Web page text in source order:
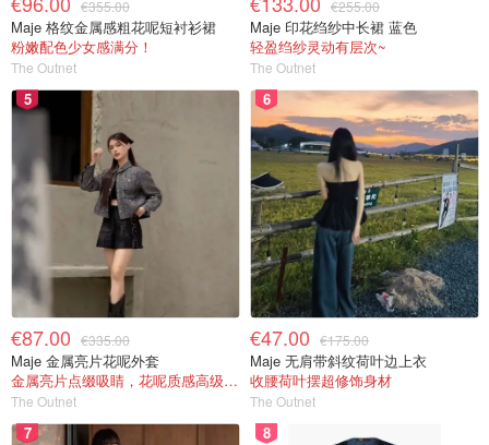
€355.00
Maje 格纹金属感粗花呢短衬衫裙
粉嫩配色少女感满分！
The Outnet
€255.00
Maje 印花绉纱中长裙 蓝色
轻盈绉纱灵动有层次~
The Outnet
5
€87.00 €335.00
Maje 金属亮片花呢外套
金属亮片点缀吸睛，花呢质感高级又显贵
The Outnet
6
€47.00 €175.00
Maje 无肩带斜纹荷叶边上衣
收腰荷叶摆超修饰身材
The Outnet
7 8